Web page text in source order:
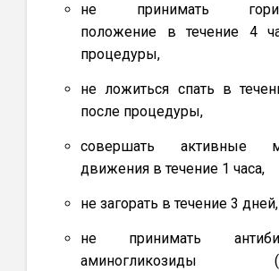
не принимать
положение в течение 4
процедуры,
не ложиться спать в
после процедуры,
совершать активные
движения в течение 1 часа,
не загорать в течение 3 дней,
не принимать
аминогликозиды